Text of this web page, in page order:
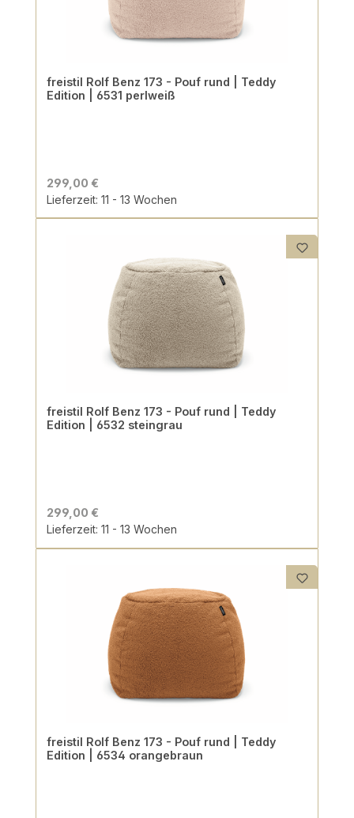
freistil Rolf Benz 173 - Pouf rund | Teddy
Edition | 6531 perlweiß
299,00 €
Lieferzeit: 11 - 13 Wochen
freistil Rolf Benz 173 - Pouf rund | Teddy
Edition | 6532 steingrau
299,00 €
Lieferzeit: 11 - 13 Wochen
freistil Rolf Benz 173 - Pouf rund | Teddy
Edition | 6534 orangebraun